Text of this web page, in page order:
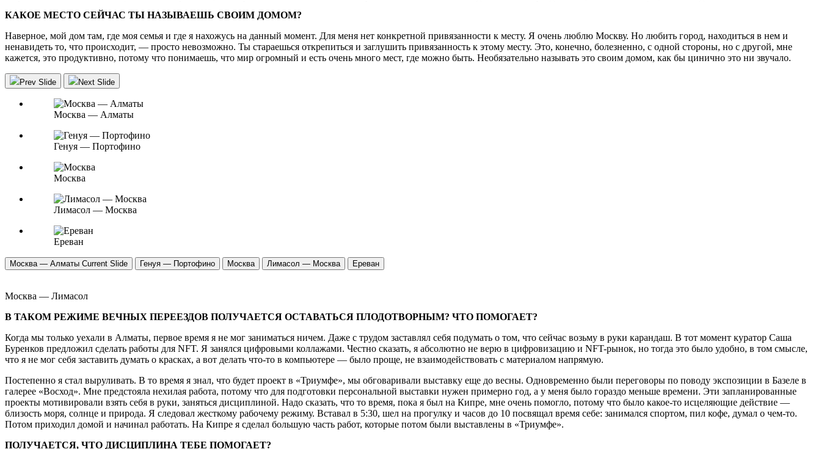
КАКОЕ МЕСТО СЕЙЧАС ТЫ НАЗЫВАЕШЬ СВОИМ ДОМОМ?
Наверное, мой дом там, где моя семья и где я нахожусь на данный момент. Для меня нет конкретной привязанности к месту. Я очень люблю Москву. Но любить город, находиться в нем и
ненавидеть то, что происходит, — просто невозможно. Ты стараешься открепиться и заглушить привязанность к этому месту. Это, конечно, болезненно, с одной стороны, но с другой, мне
кажется, это продуктивно, потому что понимаешь, что мир огромный и есть очень много мест, где можно быть. Необязательно называть это своим домом, как бы цинично это ни звучало.
Prev Slide Next Slide
Москва — Алматы
Генуя — Портофино
Москва
Лимасол — Москва
Ереван
Москва — Алматы Current Slide Генуя — Портофино Москва Лимасол — Москва Ереван
Москва — Лимасол
В ТАКОМ РЕЖИМЕ ВЕЧНЫХ ПЕРЕЕЗДОВ ПОЛУЧАЕТСЯ ОСТАВАТЬСЯ ПЛОДОТВОРНЫМ? ЧТО ПОМОГАЕТ?
Когда мы только уехали в Алматы, первое время я не мог заниматься ничем. Даже с трудом заставлял себя подумать о том, что сейчас возьму в руки карандаш. В тот момент куратор Саша
Буренков предложил сделать работы для NFT. Я занялся цифровыми коллажами. Честно сказать, я абсолютно не верю в цифровизацию и NFT-рынок, но тогда это было удобно, в том смысле,
что я не мог себя заставить думать о красках, а вот делать что-то в компьютере — было проще, не взаимодействовать с материалом напрямую.
Постепенно я стал выруливать. В то время я знал, что будет проект в «Триумфе», мы обговаривали выставку еще до весны. Одновременно были переговоры по поводу экспозиции в Базеле в
галерее «Восход». Мне предстояла нехилая работа, потому что для подготовки персональной выставки нужен примерно год, а у меня было гораздо меньше времени. Эти запланированные
проекты мотивировали взять себя в руки, заняться дисциплиной. Надо сказать, что то время, пока я был на Кипре, мне очень помогло, потому что было какое-то исцеляющие действие —
близость моря, солнце и природа. Я следовал жесткому рабочему режиму. Вставал в 5:30, шел на прогулку и часов до 10 посвящал время себе: занимался спортом, пил кофе, думал о чем-то.
Потом приходил домой и начинал работать. На Кипре я сделал большую часть работ, которые потом были выставлены в «Триумфе».
ПОЛУЧАЕТСЯ, ЧТО ДИСЦИПЛИНА ТЕБЕ ПОМОГАЕТ?